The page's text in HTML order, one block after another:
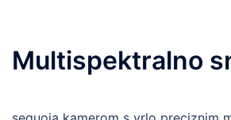
Multispektralno